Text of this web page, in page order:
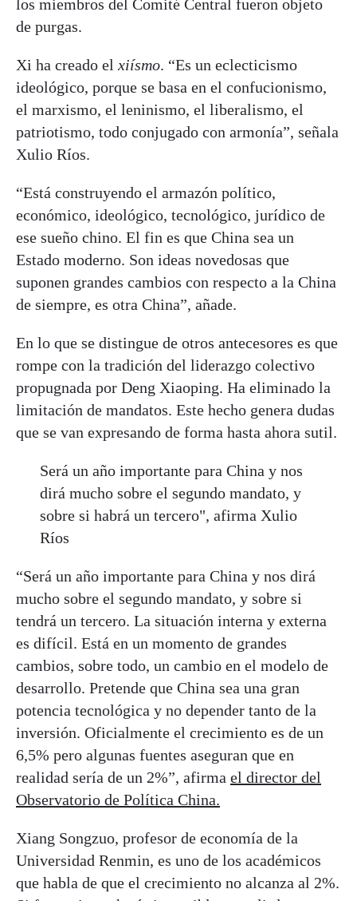
los miembros del Comité Central fueron objeto
de purgas.
Xi ha creado el xiísmo. “Es un eclecticismo
ideológico, porque se basa en el confucionismo,
el marxismo, el leninismo, el liberalismo, el
patriotismo, todo conjugado con armonía”, señala
Xulio Ríos.
“Está construyendo el armazón político,
económico, ideológico, tecnológico, jurídico de
ese sueño chino. El fin es que China sea un
Estado moderno. Son ideas novedosas que
suponen grandes cambios con respecto a la China
de siempre, es otra China”, añade.
En lo que se distingue de otros antecesores es que
rompe con la tradición del liderazgo colectivo
propugnada por Deng Xiaoping. Ha eliminado la
limitación de mandatos. Este hecho genera dudas
que se van expresando de forma hasta ahora sutil.
Será un año importante para China y nos
dirá mucho sobre el segundo mandato, y
sobre si habrá un tercero", afirma Xulio
Ríos
“Será un año importante para China y nos dirá
mucho sobre el segundo mandato, y sobre si
tendrá un tercero. La situación interna y externa
es difícil. Está en un momento de grandes
cambios, sobre todo, un cambio en el modelo de
desarrollo. Pretende que China sea una gran
potencia tecnológica y no depender tanto de la
inversión. Oficialmente el crecimiento es de un
6,5% pero algunas fuentes aseguran que en
realidad sería de un 2%”, afirma el director del
Observatorio de Política China.
Xiang Songzuo, profesor de economía de la
Universidad Renmin, es uno de los académicos
que habla de que el crecimiento no alcanza al 2%.